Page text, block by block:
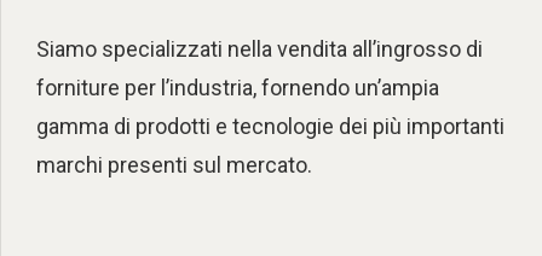
Siamo specializzati nella vendita all’ingrosso di
forniture per l’industria, fornendo un’ampia
gamma di prodotti e tecnologie dei più importanti
marchi presenti sul mercato.